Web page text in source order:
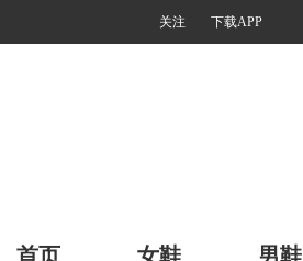
关注 下载APP
首页 女鞋 男鞋